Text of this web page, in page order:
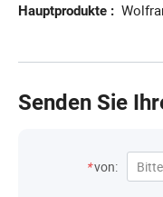
Hauptprodukte
Senden Sie
Kontaktinformationen
*von: